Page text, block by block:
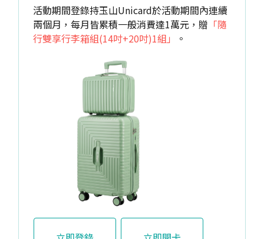
活動期間登錄持玉山Unicard於活動期間內連續
兩個月，每月皆累積一般消費達1萬元，贈 「隨
行雙享行李箱組(14吋+20吋)1組」
。